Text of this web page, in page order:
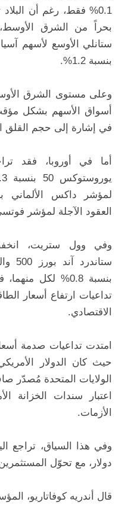
0.1% فقط، رغم أن
بحراً من الشرق
ستانلي الأوسع لأسهم
بنسبة 1.2%.
وعلى مستوى الشرق
أسواق الأسهم بشكل
في إشارة إلى حجم القلق
أما في أوروبا، فقد
العقود الآجلة لمؤشر فوتسي
وفي وول ستريت،
بنسبة 0.8% لكل
تداعيات ارتفاع أسعار
الاقتصادي.
امتدت تداعيات صدمة
حيث كان الدولار
الولايات المتحدة مُصدّر
اعتبار سندات الخزانة
الأزمات.
دولار، مع تحوّل